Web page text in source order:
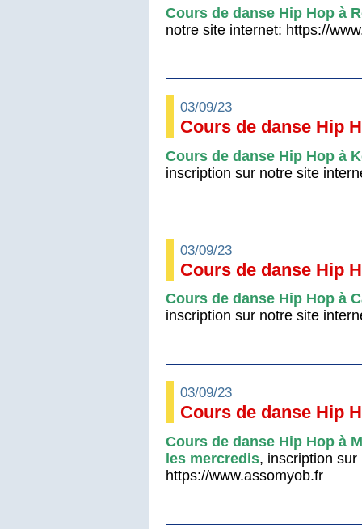
Cours de danse Hip Hop à
notre site internet: https://
03/09/23
Cours de danse Hip
Cours de danse Hip Hop à
inscription sur notre site
03/09/23
Cours de danse Hip
Cours de danse Hip Hop à
inscription sur notre site
03/09/23
Cours de danse Hip
Cours de danse Hip Hop à
les mercredis, inscription
https://www.assomyob.fr